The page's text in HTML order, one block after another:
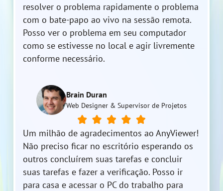
resolver o problema rapidamente o problema
com o bate-papo ao vivo na sessão remota.
Posso ver o problema em seu computador
como se estivesse no local e agir livremente
conforme necessário.
Brain Duran
Web Designer & Supervisor de Projetos
Um milhão de agradecimentos ao AnyViewer!
Não preciso ficar no escritório esperando os
outros concluírem suas tarefas e concluir
suas tarefas e fazer a verificação. Posso ir
para casa e acessar o PC do trabalho para